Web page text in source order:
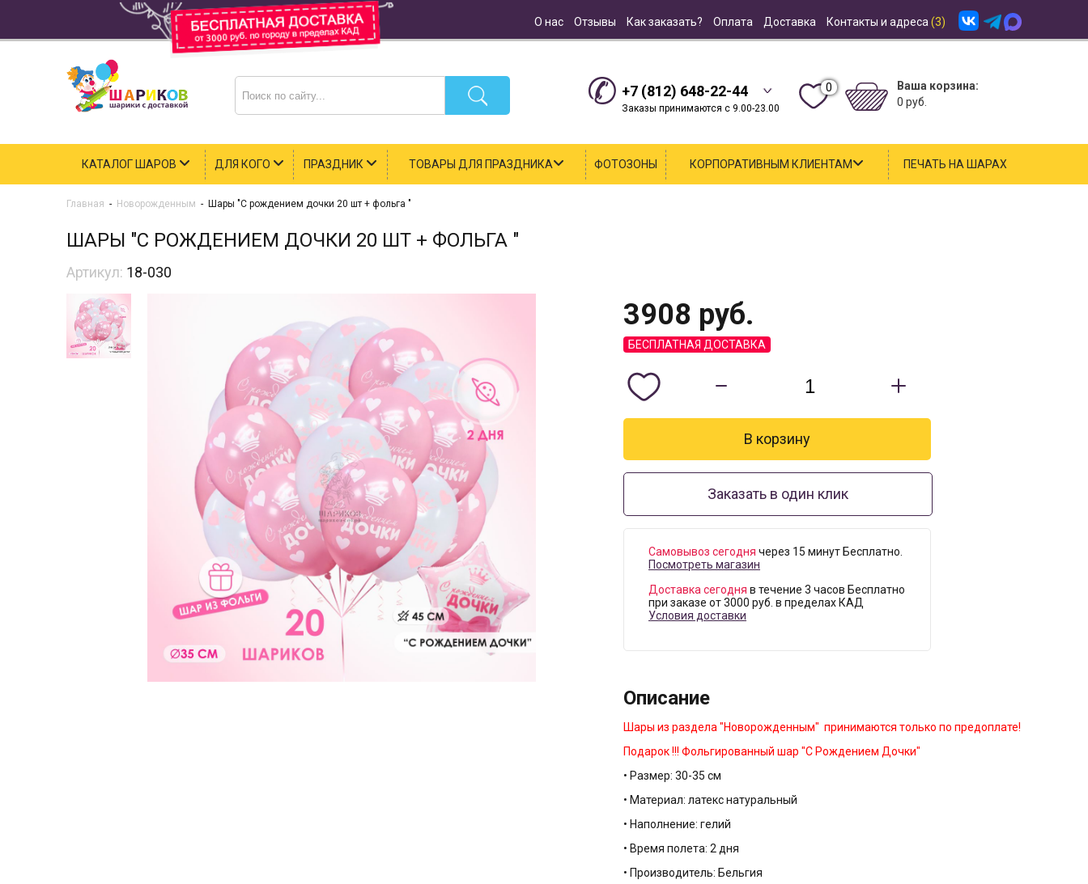
О нас Отзывы Как заказать? Оплата Доставка Контакты и адреса (3)
+7 (812) 648-22-44
Заказы принимаются с 9.00-23.00
0
Ваша корзина:
0 руб.
КАТАЛОГ ШАРОВ ДЛЯ КОГО ПРАЗДНИК ТОВАРЫ ДЛЯ ПРАЗДНИКА ФОТОЗОНЫ КОРПОРАТИВНЫМ КЛИЕНТАМ ПЕЧАТЬ НА ШАРАХ
Главная - Новорожденным - Шары "С рождением дочки 20 шт + фольга "
ШАРЫ "С РОЖДЕНИЕМ ДОЧКИ 20 ШТ + ФОЛЬГА "
Артикул: 18-030
3908 руб.
БЕСПЛАТНАЯ ДОСТАВКА
Заказать в один клик
Самовывоз сегодня через 15 минут Бесплатно.
Посмотреть магазин
Доставка сегодня в течение 3 часов Бесплатно
при заказе от 3000 руб. в пределах КАД
Условия доставки
Описание
Шары из раздела "Новорожденным" принимаются только по предоплате!
Подарок !!! Фольгированный шар "С Рождением Дочки"
• Размер: 30-35 см
• Материал: латекс натуральный
• Наполнение: гелий
• Время полета: 2 дня
• Производитель: Бельгия